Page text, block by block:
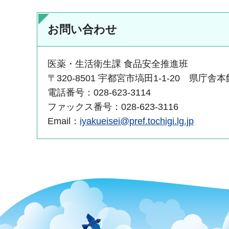
お問い合わせ
医薬・生活衛生課 食品安全推進班
〒320-8501 宇都宮市塙田1-1-20 県庁舎本
電話番号：028-623-3114
ファックス番号：028-623-3116
Email： iyakueisei@pref.tochigi.lg.jp